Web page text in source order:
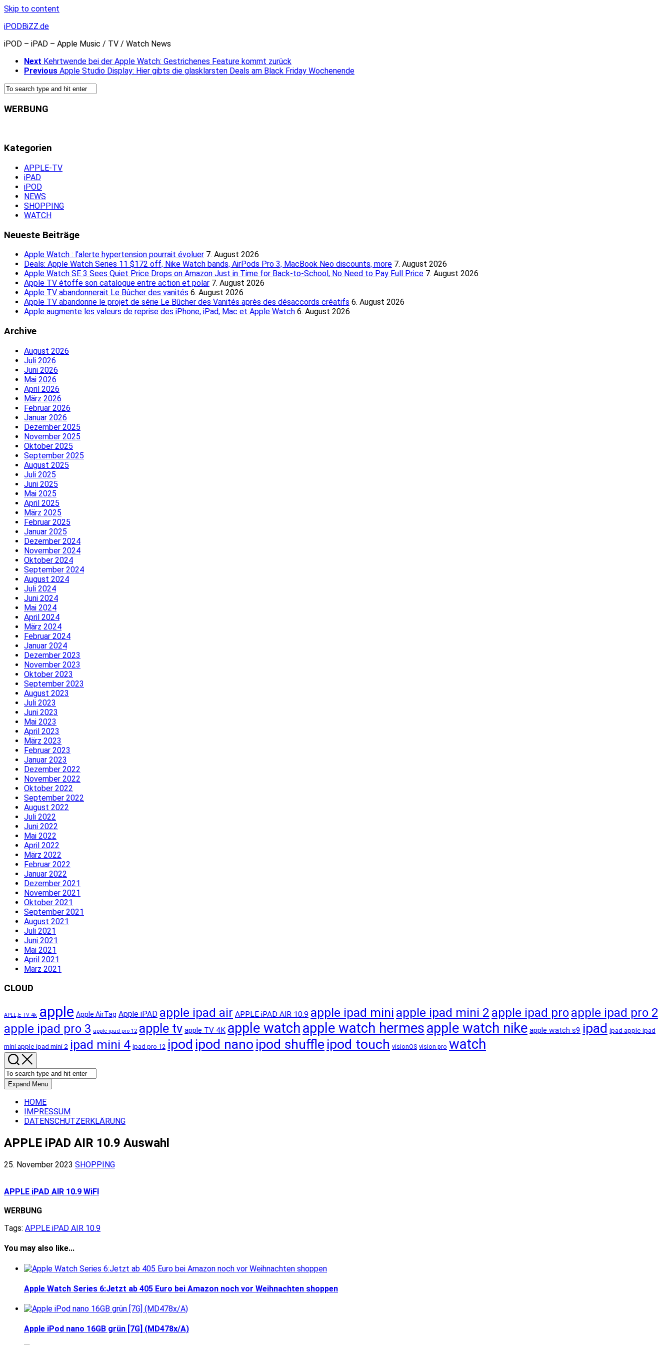
Skip to content
iPODBiZZ.de
iPOD – iPAD – Apple Music / TV / Watch News
Next Kehrtwende bei der Apple Watch: Gestrichenes Feature kommt zurück
Previous Apple Studio Display: Hier gibts die glasklarsten Deals am Black Friday Wochenende
WERBUNG
Kategorien
APPLE-TV
iPAD
iPOD
NEWS
SHOPPING
WATCH
Neueste Beiträge
Apple Watch : l’alerte hypertension pourrait évoluer 7. August 2026
Deals: Apple Watch Series 11 $172 off, Nike Watch bands, AirPods Pro 3, MacBook Neo discounts, more 7. August 2026
Apple Watch SE 3 Sees Quiet Price Drops on Amazon Just in Time for Back-to-School, No Need to Pay Full Price 7. August 2026
Apple TV étoffe son catalogue entre action et polar 7. August 2026
Apple TV abandonnerait Le Bûcher des vanités 6. August 2026
Apple TV abandonne le projet de série Le Bûcher des Vanités après des désaccords créatifs 6. August 2026
Apple augmente les valeurs de reprise des iPhone, iPad, Mac et Apple Watch 6. August 2026
Archive
August 2026
Juli 2026
Juni 2026
Mai 2026
April 2026
März 2026
Februar 2026
Januar 2026
Dezember 2025
November 2025
Oktober 2025
September 2025
August 2025
Juli 2025
Juni 2025
Mai 2025
April 2025
März 2025
Februar 2025
Januar 2025
Dezember 2024
November 2024
Oktober 2024
September 2024
August 2024
Juli 2024
Juni 2024
Mai 2024
April 2024
März 2024
Februar 2024
Januar 2024
Dezember 2023
November 2023
Oktober 2023
September 2023
August 2023
Juli 2023
Juni 2023
Mai 2023
April 2023
März 2023
Februar 2023
Januar 2023
Dezember 2022
November 2022
Oktober 2022
September 2022
August 2022
Juli 2022
Juni 2022
Mai 2022
April 2022
März 2022
Februar 2022
Januar 2022
Dezember 2021
November 2021
Oktober 2021
September 2021
August 2021
Juli 2021
Juni 2021
Mai 2021
April 2021
März 2021
CLOUD
APLL;E TV 4k apple Apple AirTag Apple iPAD apple ipad air APPLE iPAD AIR 10.9 apple ipad mini apple ipad mini 2 apple ipad proapple ipad pro 2
apple ipad pro 3 apple ipad pro 12 apple tv apple TV 4K apple watchapple watch hermesapple watch nike apple watch s9 ipad ipad apple ipad
mini apple ipad mini 2 ipad mini 4 ipad pro 12 ipod ipod nano ipod shuffle ipod touch visionOS vision pro watch
Expand Menu
HOME
IMPRESSUM
DATENSCHUTZERKLÄRUNG
APPLE iPAD AIR 10.9 Auswahl
25. November 2023 SHOPPING
APPLE iPAD AIR 10.9 WiFI
WERBUNG
Tags: APPLE iPAD AIR 10.9
You may also like...
Apple Watch Series 6:Jetzt ab 405 Euro bei Amazon noch vor Weihnachten shoppen
Apple iPod nano 16GB grün [7G] (MD478x/A)